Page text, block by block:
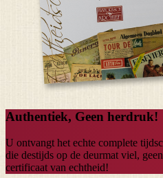
Authentiek, Geen herdruk!
U ontvangt het echte complete
die destijds op de deurmat viel,
certificaat van echtheid!